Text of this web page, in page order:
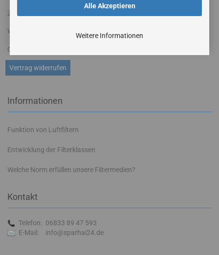
Alle Akzeptieren
Weitere Informationen
Zahlungsbedingungen
Widerrufsrecht & Widerrufsformular
Vertrag widerrufen
Cookie Einstellungen
Informationen
Funktion von Luftfiltern
Entwicklung der Filterklassen
Welche Norm erfüllen unsere Filtermedien?
Kontakt
Telefon: 06833 89 47 593
E-Mail:
info@sparhai24.de